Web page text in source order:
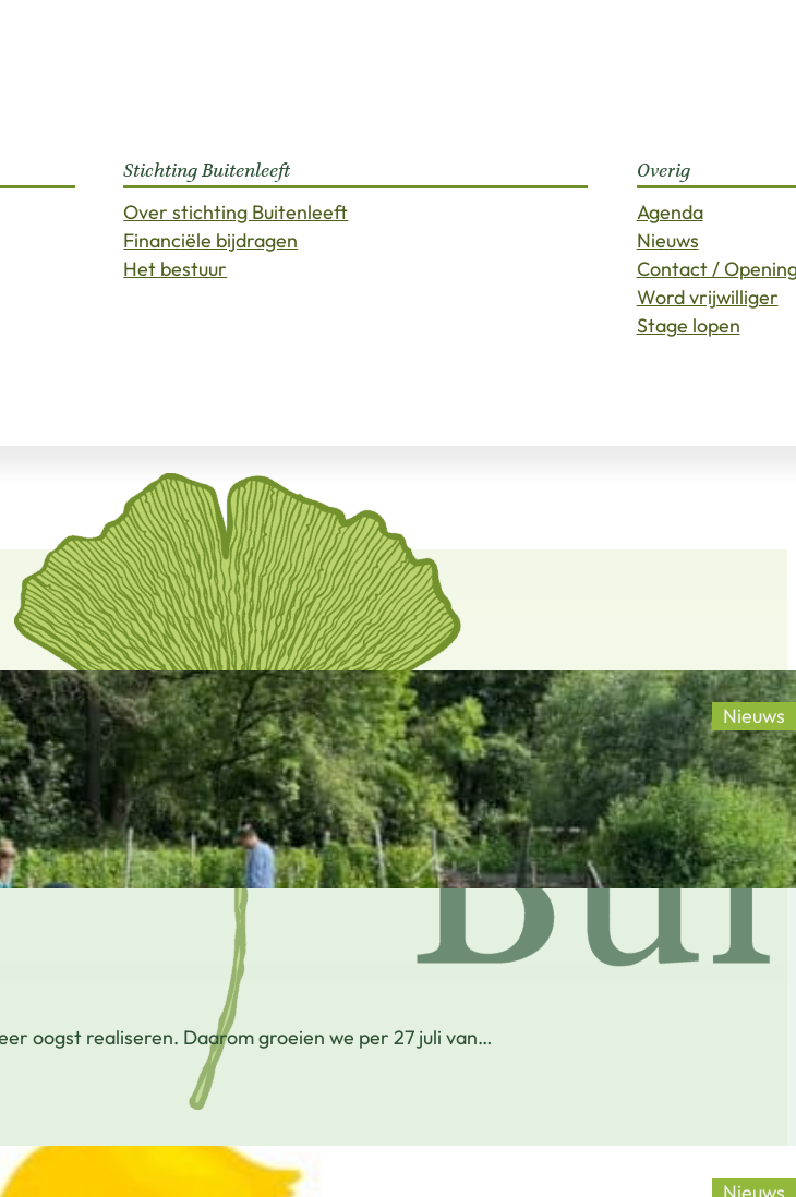
Stichting Buitenleeft
Over stichting Buitenleeft
Financiële bijdragen
Het bestuur
Overig
Agenda
Nieuws
Contact /
Word vrijwilliger
Stage lopen
Nieuws
oogst realiseren. Daarom groeien we per 27 juli van…
Nieuws